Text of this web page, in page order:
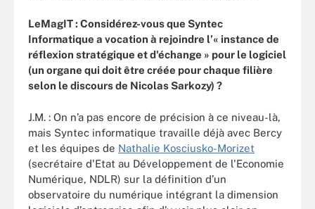
LeMagIT : Considérez-vous que Syntec
Informatique a vocation à rejoindre l’« instance de
réflexion stratégique et d'échange » pour le logiciel
(un organe qui doit être créée pour chaque filière
selon le discours de Nicolas Sarkozy) ?
J.M. : On n’a pas encore de précision à ce niveau-là,
mais Syntec informatique travaille déjà avec Bercy
et les équipes de Nathalie Kosciusko-Morizet
(secrétaire d'Etat au Développement de l'Economie
Numérique, NDLR) sur la définition d’un
observatoire du numérique intégrant la dimension